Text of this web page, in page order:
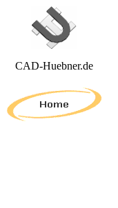
CAD-Huebner.de